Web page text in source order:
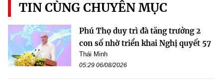
TIN CÙNG CHUYÊN MỤC
Phú Thọ duy trì đà tăng trưởng 2
con số nhờ triển khai Nghị quyết 57
Thái Minh
05:29 06/08/2026